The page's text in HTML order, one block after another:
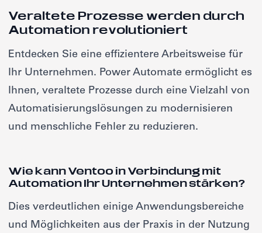
Veraltete Prozesse werden durch
Automation revolutioniert
Entdecken Sie eine effizientere Arbeitsweise für
Ihr Unternehmen. Power Automate ermöglicht es
Ihnen, veraltete Prozesse durch eine Vielzahl von
Automatisierungslösungen zu modernisieren
und menschliche Fehler zu reduzieren.
Wie kann Ventoo in Verbindung mit
Automation Ihr Unternehmen stärken?
Dies verdeutlichen einige Anwendungsbereiche
und Möglichkeiten aus der Praxis in der Nutzung